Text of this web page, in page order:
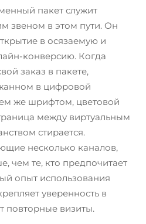
пакет служит
звеном в этом пути. Он
в осязаемую и
конверсию. Когда
заказ в пакете,
в цифровой
же шрифтом, цветовой
между виртуальным
стирается.
несколько каналов,
чем те, кто предпочитает
опыт использования
уверенность в
повторные визиты.